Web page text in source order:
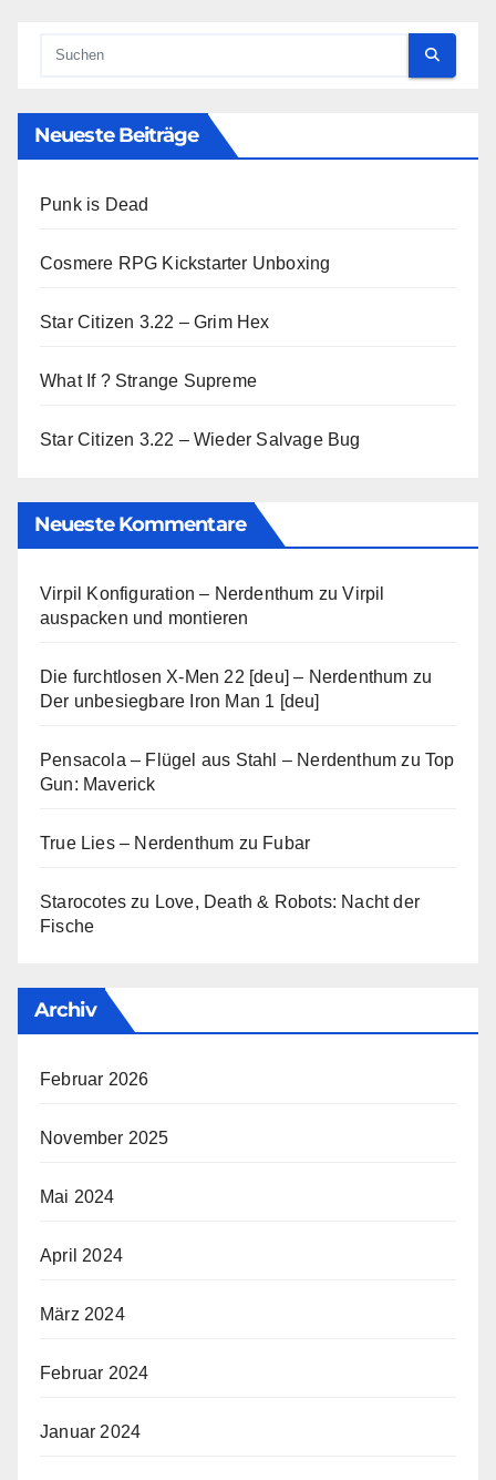
Neueste Beiträge
Punk is Dead
Cosmere RPG Kickstarter Unboxing
Star Citizen 3.22 – Grim Hex
What If ? Strange Supreme
Star Citizen 3.22 – Wieder Salvage Bug
Neueste Kommentare
Virpil Konfiguration – Nerdenthum zuVirpil
auspacken und montieren
Die furchtlosen X-Men 22 [deu] – Nerdenthum zu
Der unbesiegbare Iron Man 1 [deu]
Pensacola – Flügel aus Stahl – Nerdenthum zuTop
Gun: Maverick
True Lies – Nerdenthum zu Fubar
Starocotes zu Love, Death & Robots: Nacht der
Fische
Archiv
Februar 2026
November 2025
Mai 2024
April 2024
März 2024
Februar 2024
Januar 2024